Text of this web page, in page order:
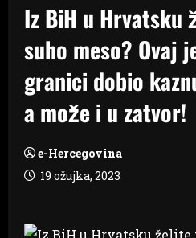
Iz BiH u
suho meso? Ovaj
granici dobio
a može i u zatvor!
e-Hercegovina
19 ožujka, 2023